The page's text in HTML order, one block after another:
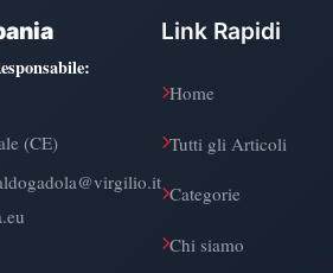
:
(CE)
Link Rapidi
Home
Tutti gli Articoli
Categorie
Chi siamo